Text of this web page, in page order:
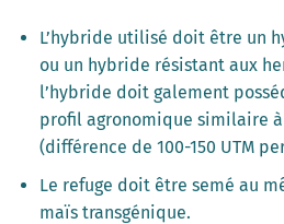
L’hybride utilisé doit être un
ou un hybride résistant aux
l’hybride doit galement
profil agronomique similaire
(différence de 100-150 UTM
Le refuge doit être semé au
maïs transgénique.